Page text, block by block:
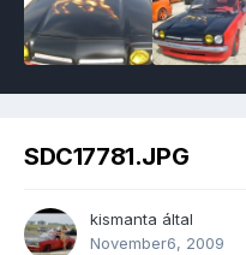
SDC17781.JPG
kismanta által
November6, 2009